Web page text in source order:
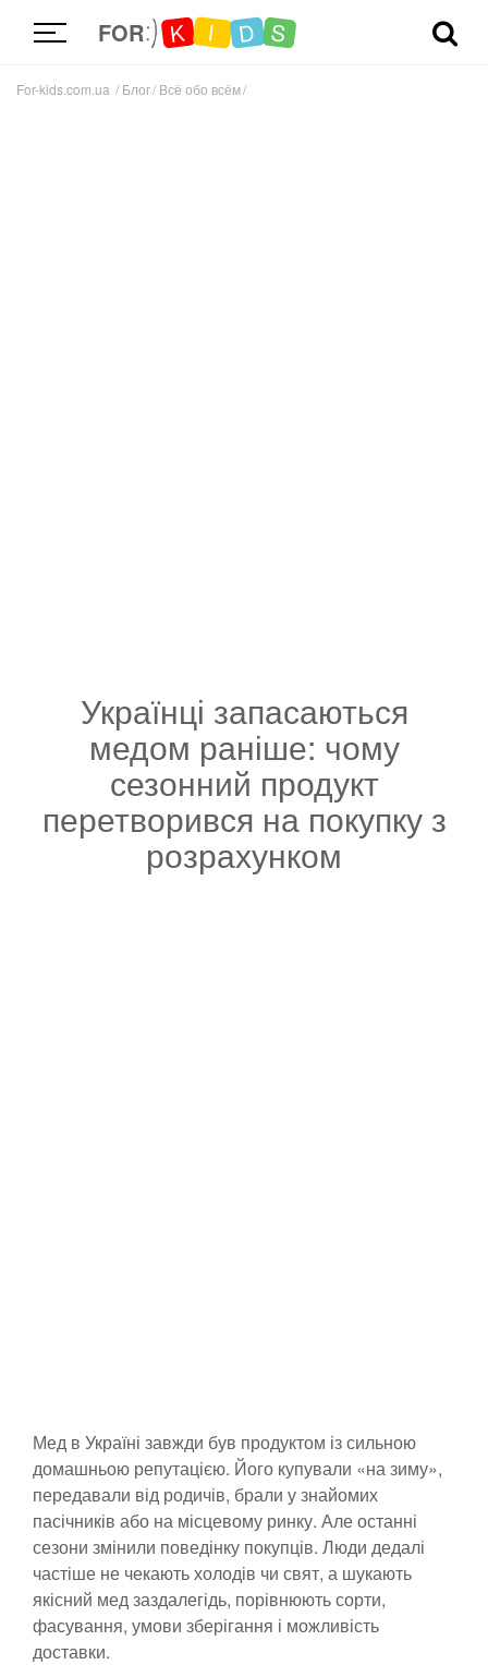
FOR K I D S
For-kids.com.ua Блог Всё обо всём
Українці запасаються
медом раніше: чому
сезонний продукт
перетворився на покупку з
розрахунком
Мед в Україні завжди був продуктом із сильною
домашньою репутацією. Його купували «на зиму»,
передавали від родичів, брали у знайомих
пасічників або на місцевому ринку. Але останні
сезони змінили поведінку покупців. Люди дедалі
частіше не чекають холодів чи свят, а шукають
якісний мед заздалегідь, порівнюють сорти,
фасування, умови зберігання і можливість
доставки.